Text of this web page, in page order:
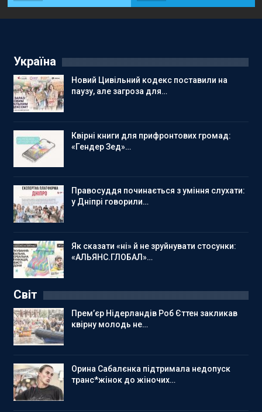
Україна
Новий Цивільний кодекс поставили на
паузу, але загроза для…
Квірні книги для прифронтових громад:
«Гендер Зед»…
Правосуддя починається з уміння слухати:
у Дніпрі говорили…
Як сказати «ні» й не зруйнувати стосунки:
«АЛЬЯНС.ГЛОБАЛ»…
Світ
Прем’єр Нідерландів Роб Єттен закликав
квірну молодь не…
Орина Сабалєнка підтримала недопуск
транс*жінок до жіночих…